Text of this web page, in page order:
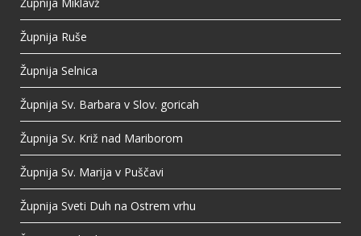
Župnija Ruše
Župnija Selnica
Župnija Sv. Barbara v Slov. goricah
Župnija Sv. Križ nad Mariborom
Župnija Sv. Marija v Puščavi
Župnija Sveti Duh na Ostrem vrhu